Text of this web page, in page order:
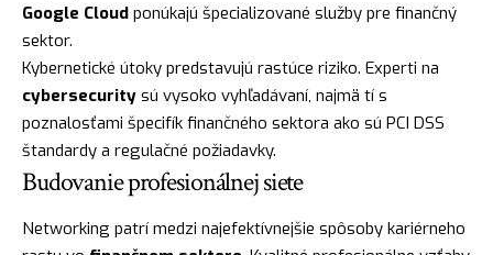
Google Cloud ponúkajú špecializované služby pre finančný
sektor.
Kybernetické útoky predstavujú rastúce riziko. Experti na
cybersecurity sú vysoko vyhľadávaní, najmä tí s
poznalosťami špecifík finančného sektora ako sú PCI DSS
štandardy a regulačné požiadavky.
Budovanie profesionálnej siete
Networking patrí medzi najefektívnejšie spôsoby kariérneho